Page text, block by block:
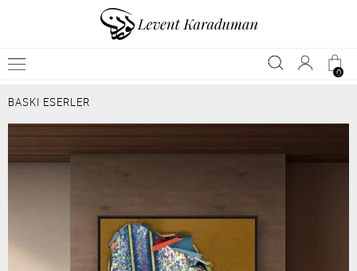
0
BASKI ESERLER